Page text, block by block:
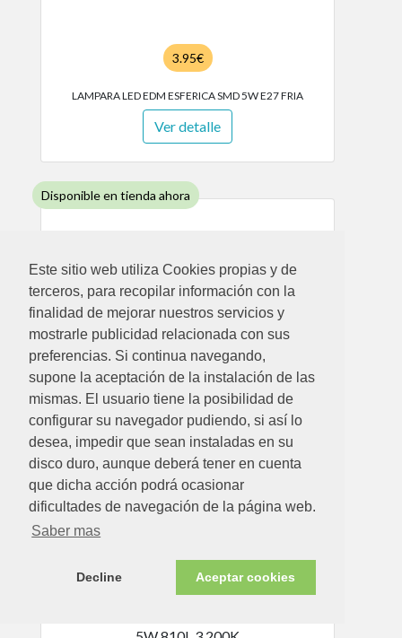
Este sitio web utiliza Cookies propias y de
terceros, para recopilar información con la
finalidad de mejorar nuestros servicios y
mostrarle publicidad relacionada con sus
preferencias. Si continua navegando,
supone la aceptación de la instalación de las
mismas. El usuario tiene la posibilidad de
configurar su navegador pudiendo, si así lo
desea, impedir que sean instaladas en su
disco duro, aunque deberá tener en cuenta
que dicha acción podrá ocasionar
dificultades de navegación de la página web.
Saber mas
Decline Aceptar cookies
3.95€
LAMPARA LED EDM ESFERICA SMD 5W E27 FRIA
Ver detalle
Disponible en tienda ahora
3.95€
LAMPARA LED ESFERICA EDM 98323 5W E14 CALIDA
Ver detalle
Disponible en tienda ahora